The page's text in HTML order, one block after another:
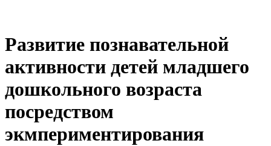
Развитие познавательной
активности детей младшего
дошкольного возраста
посредством
экмпериментирования